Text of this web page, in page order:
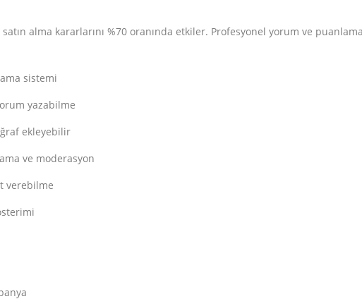
alma kararlarını %70 oranında etkiler. Profesyonel yorum ve
sistemi
yazabilme
ekleyebilir
ve moderasyon
verebilme